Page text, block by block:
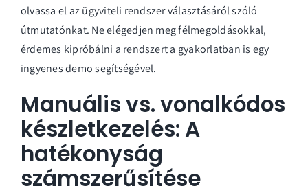
olvassa el azügyviteli rendszerválasztásáról szóló
útmutatónkat. Ne elégedjen meg félmegoldásokkal,
érdemes kipróbálni a rendszert a gyakorlatban is egy
ingyenes demosegítségével.
Manuális vs. vonalkódos
készletkezelés: A
hatékonyság
számszerűsítése